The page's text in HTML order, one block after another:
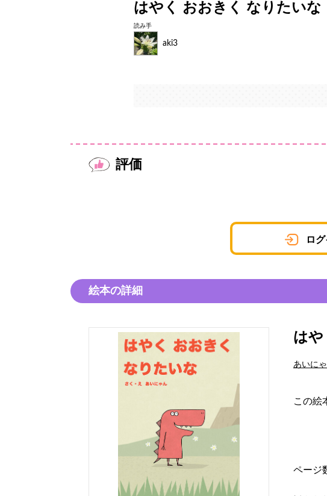
はやく おおきく なりたいな
読み手
aki3
評価
ロ
絵本の詳細
はや
あいに
この絵
ページ